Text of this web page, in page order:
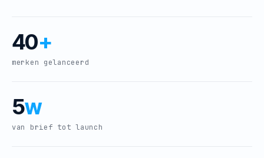
40+
merken gelanceerd
5w
van brief tot launch